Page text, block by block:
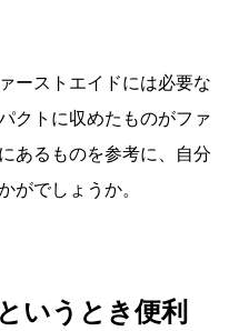
ーストエイドには必要な
クトに収めたものがファ
あるものを参考に、自分
がでしょうか。
いうとき便利